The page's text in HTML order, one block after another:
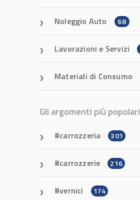
Noleggio Auto 68
Lavorazioni e Servizi
Materiali di Consumo
Gli argomenti più popolari
carrozzeria 301
carrozzerie 216
vernici 174